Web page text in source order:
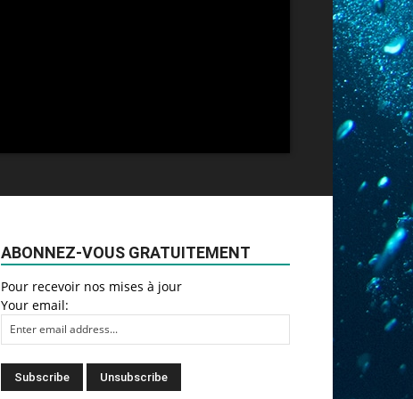
ABONNEZ-VOUS GRATUITEMENT
Pour recevoir nos mises à jour
Your email: